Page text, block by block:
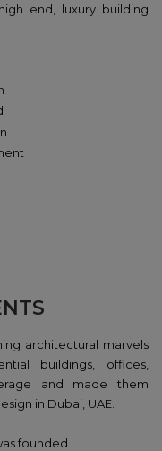
end, luxury building
architectural marvels
buildings, offices,
and made them
in Dubai, UAE.
founded